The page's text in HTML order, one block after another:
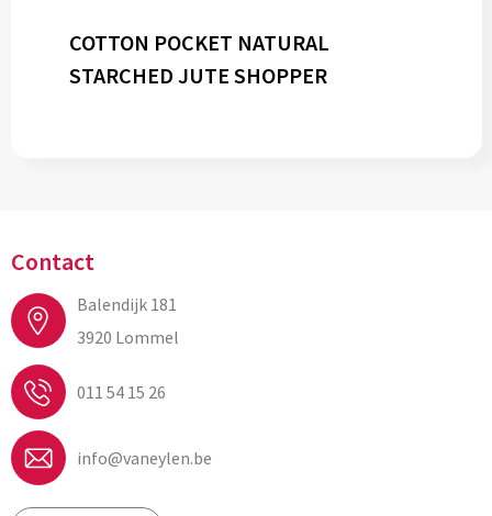
COTTON POCKET NATURAL
STARCHED JUTE SHOPPER
Contact
Balendijk 181
3920 Lommel
011 54 15 26
info@vaneylen.be